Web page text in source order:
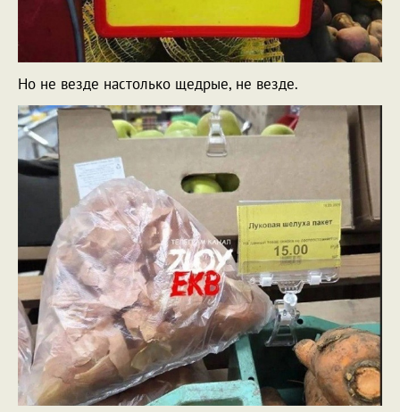
Но не везде настолько щедрые, не везде.